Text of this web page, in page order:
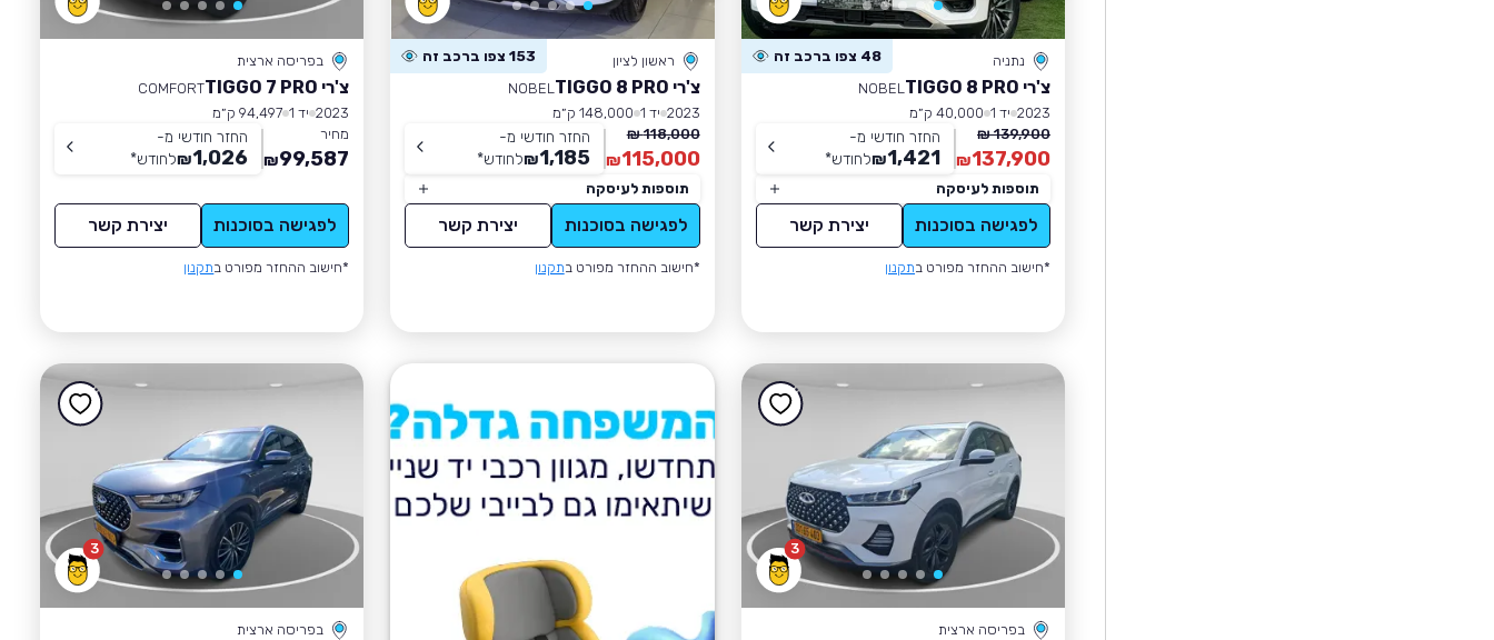
נתניה 48 צפו ברכב זה
צ'רי TIGGO 8 PRO
NOBEL
2023 יד 1
40,000 ק״מ
139,900 ₪
137,900
₪
החזר חודשי מ-
1,421
₪לחודש*
תוספות לעיסקה
לפגישה בסוכנות יצירת קשר
*חישוב ההחזר מפורט בתקנון
ראשון לציון 153 צפו ברכב זה
צ'רי TIGGO 8 PRO
NOBEL
2023 יד 1
148,000 ק״מ
118,000 ₪
115,000
₪
החזר חודשי מ-
1,185
₪לחודש*
תוספות לעיסקה
לפגישה בסוכנות יצירת קשר
*חישוב ההחזר מפורט בתקנון
בפריסה ארצית
צ'רי TIGGO 7 PRO
COMFORT
2023 יד 1
94,497 ק״מ
מחיר
99,587
₪
החזר חודשי מ-
1,026
₪לחודש*
לפגישה בסוכנות יצירת קשר
*חישוב ההחזר מפורט בתקנון
3
בפריסה ארצית
3
בפריסה ארצית